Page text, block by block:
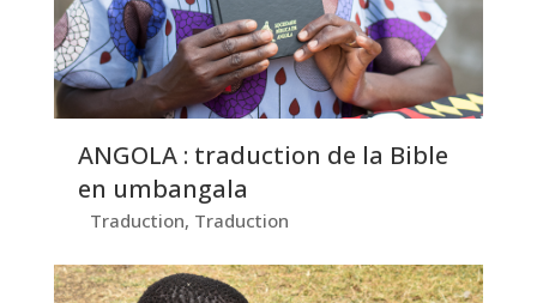
ANGOLA : traduction de la Bible
en umbangala
Traduction, Traduction